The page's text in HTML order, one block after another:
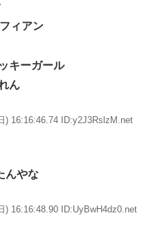
ィアン
キーガール
ん
) 16:16:46.74 ID:y2J3RslzM.net
んやな
) 16:16:48.90 ID:UyBwH4dz0.net